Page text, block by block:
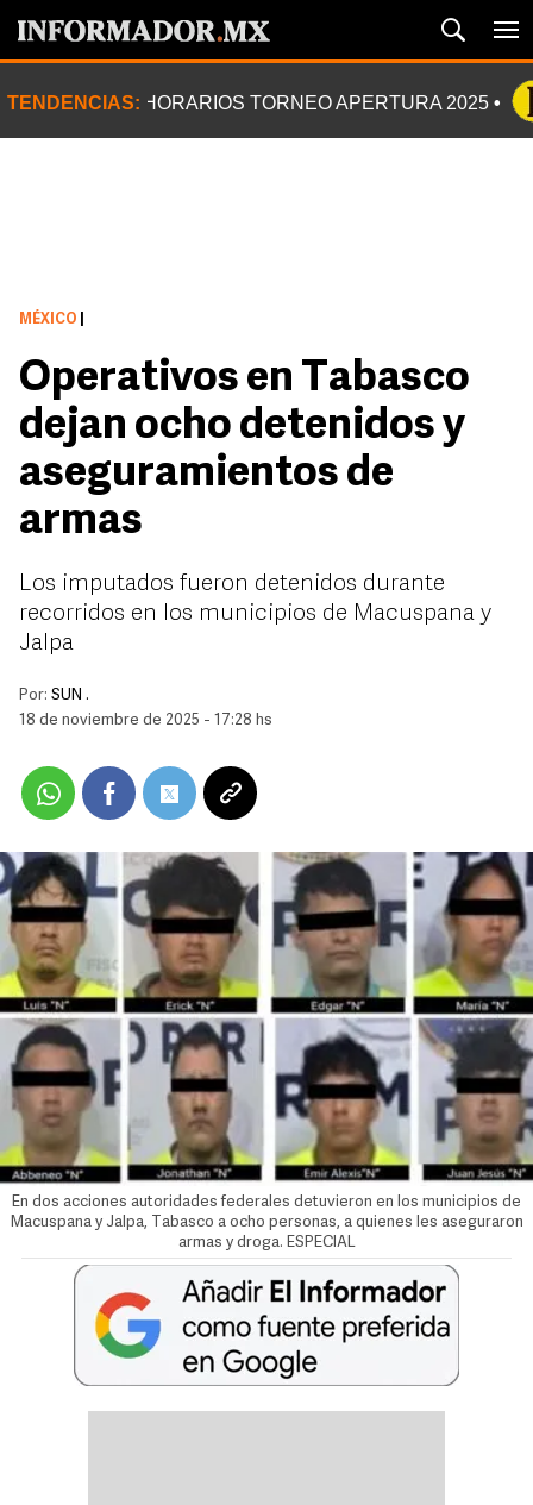
TENDENCIAS: HORARIOS TORNEO APERTURA 2025
MÉXICO
Operativos en Tabasco
dejan ocho detenidos y
aseguramientos de
armas
Los imputados fueron detenidos durante
recorridos en los municipios de Macuspana y
Jalpa
Por: SUN .
18 de noviembre de 2025 - 17:28 hs
En dos acciones autoridades federales detuvieron en los municipios de
Macuspana y Jalpa, Tabasco a ocho personas, a quienes les aseguraron
armas y droga. ESPECIAL